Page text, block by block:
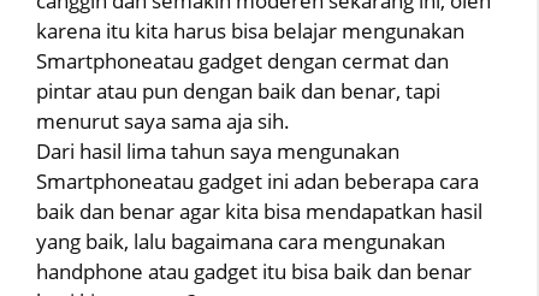
karena itu kita harus bisa belajar mengunakan
Smartphoneatau gadget dengan cermat dan
pintar atau pun dengan baik dan benar, tapi
menurut saya sama aja sih.
Dari hasil lima tahun saya mengunakan
Smartphoneatau gadget ini adan beberapa cara
baik dan benar agar kita bisa mendapatkan hasil
yang baik, lalu bagaimana cara mengunakan
handphone atau gadget itu bisa baik dan benar